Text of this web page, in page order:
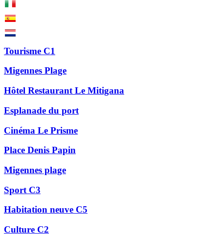
Tourisme C1
Migennes Plage
Hôtel Restaurant Le Mitigana
Esplanade du port
Cinéma Le Prisme
Place Denis Papin
Migennes plage
Sport C3
Habitation neuve C5
Culture C2